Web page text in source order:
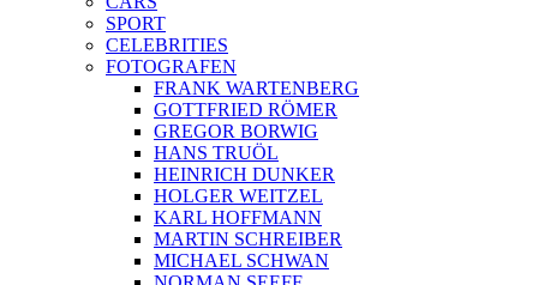
SPORT
CELEBRITIES
FOTOGRAFEN
FRANK WARTENBERG
GOTTFRIED RÖMER
GREGOR BORWIG
HANS TRUÖL
HEINRICH DUNKER
HOLGER WEITZEL
KARL HOFFMANN
MARTIN SCHREIBER
MICHAEL SCHWAN